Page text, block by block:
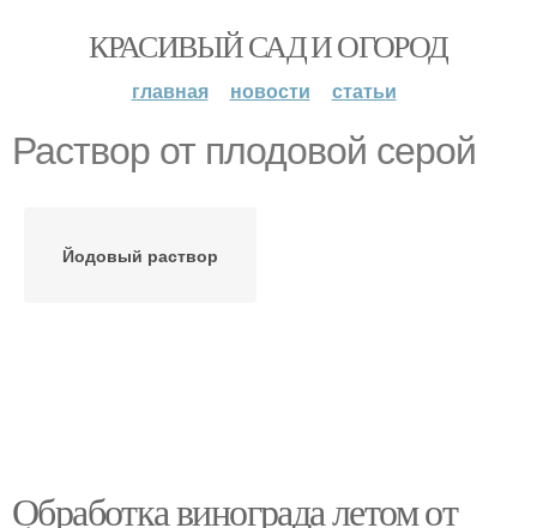
КРАСИВЫЙ САД И ОГОРОД
главная новости статьи
Раствор от плодовой серой
Йодовый раствор
Обработка винограда летом от